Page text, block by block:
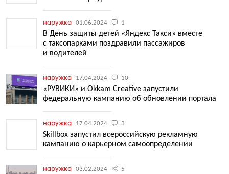
наружка 01.06.2024 1
В День защиты детей «Яндекс Такси» вместе
с таксопарками поздравили пассажиров
и водителей
наружка 17.04.2024 10
«РУВИКИ» и Okkam Creative запустили
федеральную кампанию об обновлении портала
наружка 17.04.2024 3
Skillbox запустил всероссийскую рекламную
кампанию о карьерном самоопределении
наружка 03.02.2024 5